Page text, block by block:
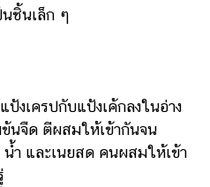
ชิ้นเล็ก ๆ
งเครปกับแป้งเค้กลงในอ่าง
นจืด ตีผสมให้เข้ากันจน
น้ำ และเนยสด คนผสมให้เข้า